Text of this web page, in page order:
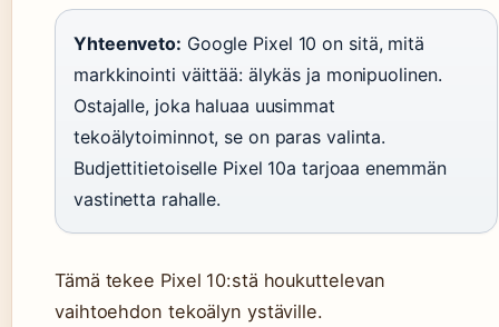
Yhteenveto: Google Pixel 10 on sitä, mitä
markkinointi väittää: älykäs ja monipuolinen.
Ostajalle, joka haluaa uusimmat
tekoälytoiminnot, se on paras valinta.
Budjettitietoiselle Pixel 10a tarjoaa enemmän
vastinetta rahalle.
Tämä tekee Pixel 10:stä houkuttelevan
vaihtoehdon tekoälyn ystäville.